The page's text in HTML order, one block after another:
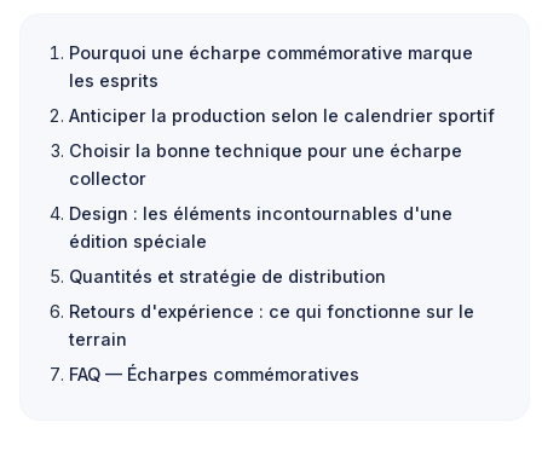
Pourquoi une écharpe commémorative marque
les esprits
Anticiper la production selon le calendrier sportif
Choisir la bonne technique pour une écharpe
collector
Design : les éléments incontournables d'une
édition spéciale
Quantités et stratégie de distribution
Retours d'expérience : ce qui fonctionne sur le
terrain
FAQ — Écharpes commémoratives